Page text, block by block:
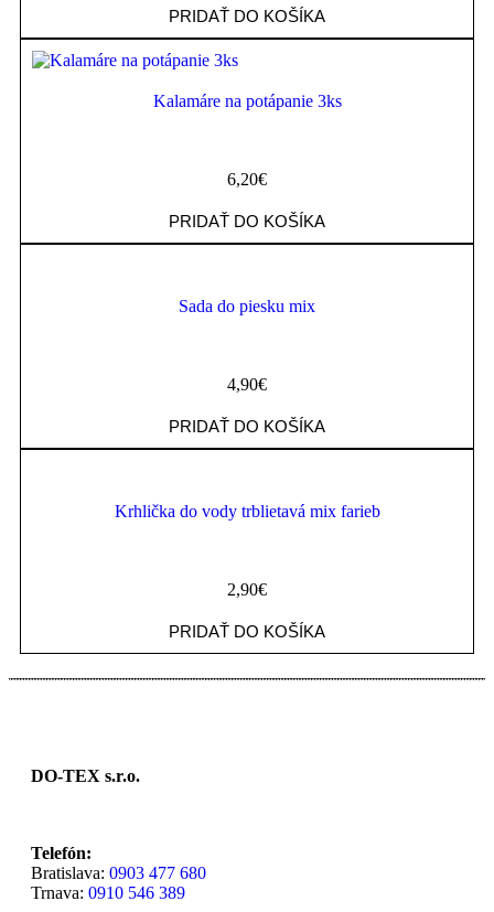
PRIDAŤ DO KOŠÍKA
Kalamáre na potápanie 3ks
6,20€
PRIDAŤ DO KOŠÍKA
Sada do piesku mix
4,90€
PRIDAŤ DO KOŠÍKA
Krhlička do vody trblietavá mix farieb
2,90€
PRIDAŤ DO KOŠÍKA
DO-TEX s.r.o.
Telefón:
Bratislava: 0903 477 680
Trnava: 0910 546 389